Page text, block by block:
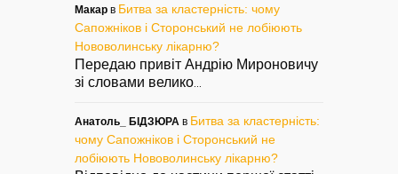
Макар в Битва за кластерність: чому
Сапожніков і Сторонський не лобіюють
Нововолинську лікарню?
Передаю привіт Андрію Мироновичу
зі словами велико
Анатоль_ БІДЗЮРА в Битва за кластерність:
чому Сапожніков і Сторонський не
лобіюють Нововолинську лікарню?